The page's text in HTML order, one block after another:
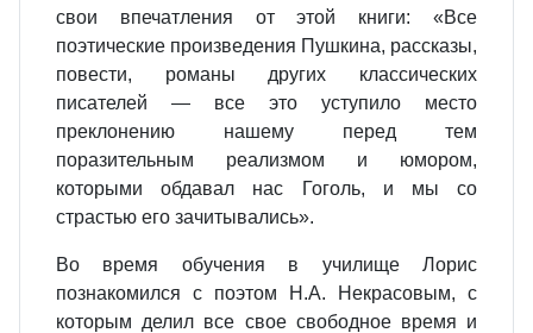
свои впечатления от этой книги: «Все
поэтические произведения Пушкина, рассказы,
повести, романы других классических
писателей — все это уступило место
преклонению нашему перед тем
поразительным реализмом и юмором,
которыми обдавал нас Гоголь, и мы со
страстью его зачитывались».
Во время обучения в училище Лорис
познакомился с поэтом Н.А. Некрасовым, с
которым делил все свое свободное время и